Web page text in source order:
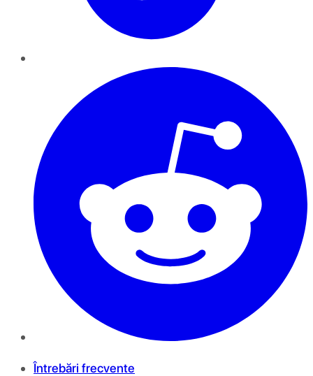
Întrebări frecvente